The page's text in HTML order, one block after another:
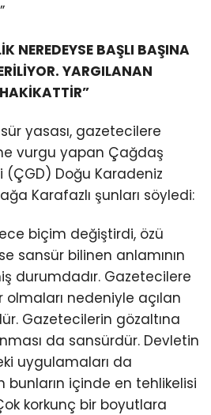
NEREDEYSE BAŞLI BAŞINA
YARGILANAN
yasası, gazetecilere
vurgu yapan Çağdaş
Doğu Karadeniz
Karafazlı şunları söyledi:
biçim değiştirdi, özü
sansür bilinen anlamının
durumdadır. Gazetecilere
olmaları nedeniyle açılan
Gazetecilerin gözaltına
da sansürdür. Devletin
uygulamaları da
bunların içinde en tehlikelisi
korkunç bir boyutlara